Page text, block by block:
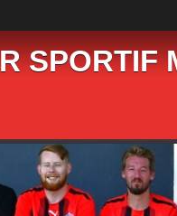
SPORTIF